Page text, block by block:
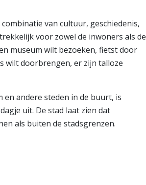
van cultuur, geschiedenis,
voor zowel de inwoners als de
museum wilt bezoeken, fietst door
wilt doorbrengen, er zijn talloze
en andere steden in de buurt, is
uit. De stad laat zien dat
als buiten de stadsgrenzen.